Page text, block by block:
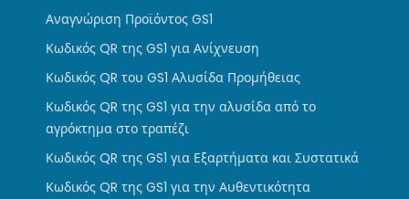
Αναγνώριση Προϊόντος GS1
Κωδικός QR της GS1 για Ανίχνευση
Κωδικός QR του GS1 Αλυσίδα Προμήθειας
Κωδικός QR της GS1 για την αλυσίδα από το
αγρόκτημα στο τραπέζι
Κωδικός QR της GS1 για Εξαρτήματα και Συστατικά
Κωδικός QR της GS1 για την Αυθεντικότητα